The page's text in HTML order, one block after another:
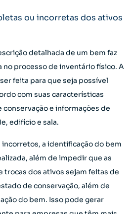
ou incorretas dos ativos
detalhada de um bem faz
processo de inventário físico. A
feita para que seja possível
com suas características
e informações de
edifício e sala.
a identificação do bem
além de impedir que as
trocas dos ativos sejam feitas de
de conservação, além de
do bem. Isso pode gerar